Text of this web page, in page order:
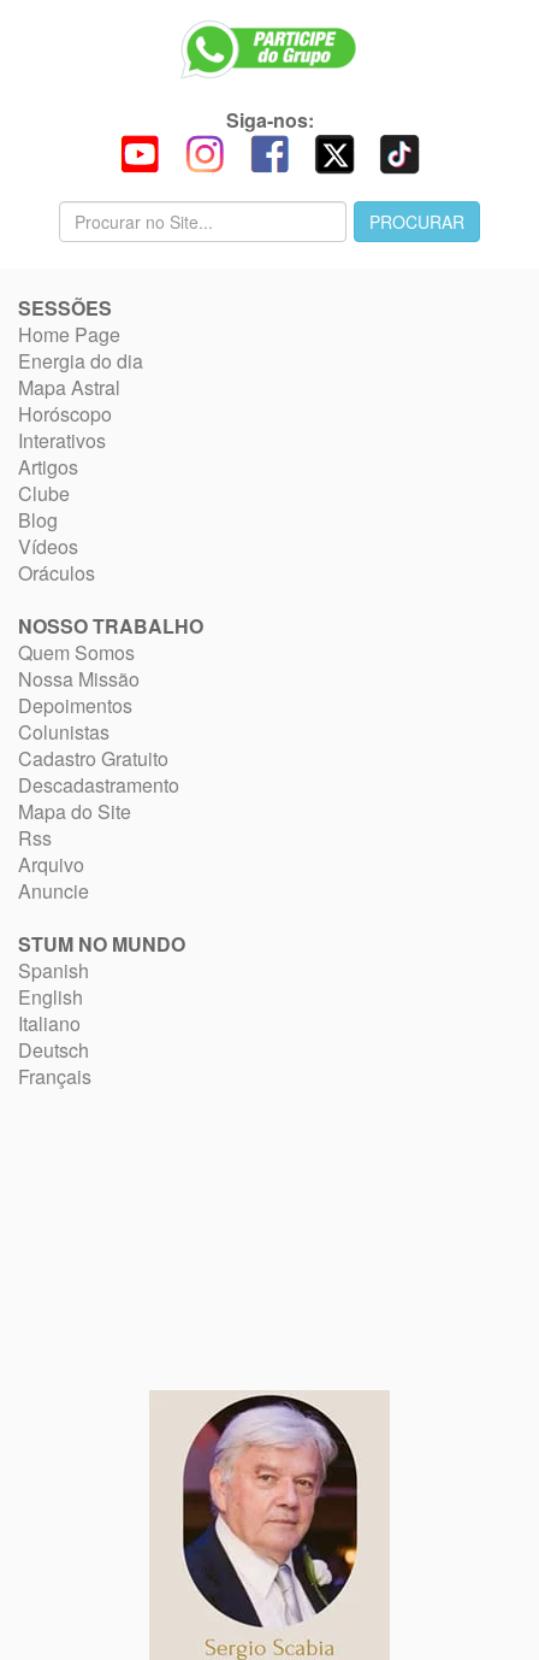
Siga-nos:
SESSÕES
Home Page
Energia do dia
Mapa Astral
Horóscopo
Interativos
Artigos
Clube
Blog
Vídeos
Oráculos
NOSSO TRABALHO
Quem Somos
Nossa Missão
Depoimentos
Colunistas
Cadastro Gratuito
Descadastramento
Mapa do Site
Rss
Arquivo
Anuncie
STUM NO MUNDO
Spanish
English
Italiano
Deutsch
Français